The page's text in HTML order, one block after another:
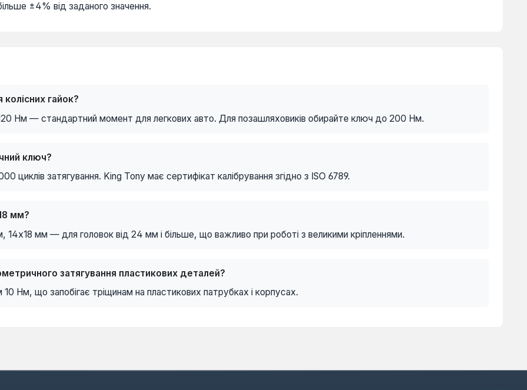
±4% від заданого значення.
гайок?
Нм — стандартний момент для легкових авто. Для позашляховиків обирайте ключ до 200 Нм.
ключ?
циклів затягування. King Tony має сертифікат калібрування згідно з ISO 6789.
мм?
мм — для головок від 24 мм і більше, що важливо при роботі з великими кріпленнями.
затягування пластикових деталей?
Нм, що запобігає тріщинам на пластикових патрубках і корпусах.